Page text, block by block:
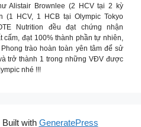
Alistair Brownlee (2 HCV tại 2 kỳ
(1 HCV, 1 HCB tại Olympic Tokyo
Nutrition đều đạt chứng nhận
cấm, đạt 100% thành phần tự nhiên,
trào hoàn toàn yên tâm để sử
trở thành 1 trong những VĐV được
nhé !!!
Built with GeneratePress